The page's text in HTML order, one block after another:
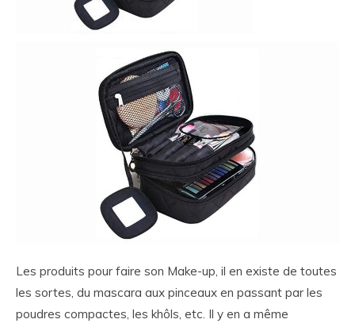
Les produits pour faire son Make-up, il en existe de toutes
les sortes, du mascara aux pinceaux en passant par les
poudres compactes, les khôls, etc. Il y en a même